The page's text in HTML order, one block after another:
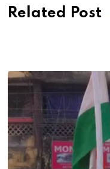
Related Post